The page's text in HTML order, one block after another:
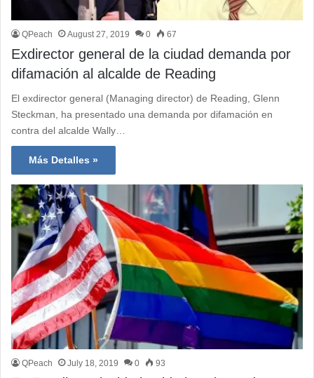
QPeach August 27, 2019 0 67
Exdirector general de la ciudad demanda por
difamación al alcalde de Reading
El exdirector general (Managing director) de Reading, Glenn
Steckman, ha presentado una demanda por difamación en
contra del alcalde Wally…
Más Detalles »
QPeach July 18, 2019 0 93